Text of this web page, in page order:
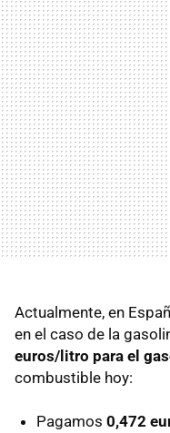
Actualmente, en
en el caso de la
euros/litro para el
combustible hoy:
Pagamos 0,472